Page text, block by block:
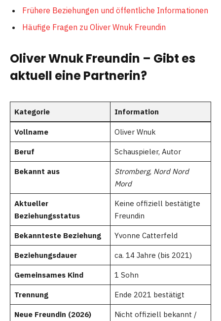
Frühere Beziehungen und öffentliche Informationen
Häufige Fragen zu Oliver Wnuk Freundin
Oliver Wnuk Freundin – Gibt es
aktuell eine Partnerin?
Kategorie Information
Vollname Oliver Wnuk
Beruf Schauspieler, Autor
Bekannt aus Stromberg, Nord Nord
Mord
Aktueller
Beziehungsstatus
Keine offiziell bestätigte
Freundin
Bekannteste Beziehung Yvonne Catterfeld
Beziehungsdauer ca. 14 Jahre (bis 2021)
Gemeinsames Kind 1 Sohn
Trennung Ende 2021 bestätigt
Neue Freundin (2026)
Nicht offiziell bekannt /